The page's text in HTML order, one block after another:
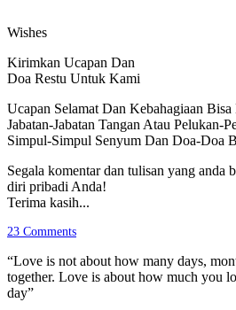
Wishes
Kirimkan Ucapan Dan
Doa Restu Untuk Kami
Ucapan Selamat Dan Kebahagiaan
Jabatan-Jabatan Tangan Atau Pelukan-
Simpul-Simpul Senyum Dan Doa-Doa
Segala komentar dan tulisan yang anda
diri pribadi Anda!
Terima kasih...
23 Comments
“Love is not about how many days,
together. Love is about how much you
day”